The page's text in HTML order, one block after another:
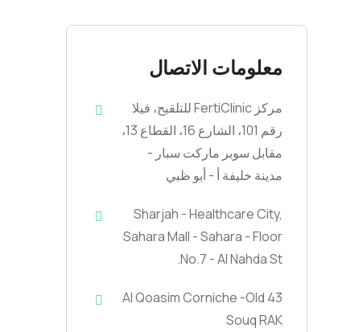
معلومات الاتصال
مركز FertiClinic للتلقيح، فيلا
رقم 101، الشارع 16، القطاع 13،
مقابل سوبر ماركت سبار -
مدينة خليفة أ - أبو ظبي
Sharjah - Healthcare City,
Sahara Mall - Sahara - Floor
No.7 - Al Nahda St.
43 Al Qoasim Corniche -Old
Souq RAK